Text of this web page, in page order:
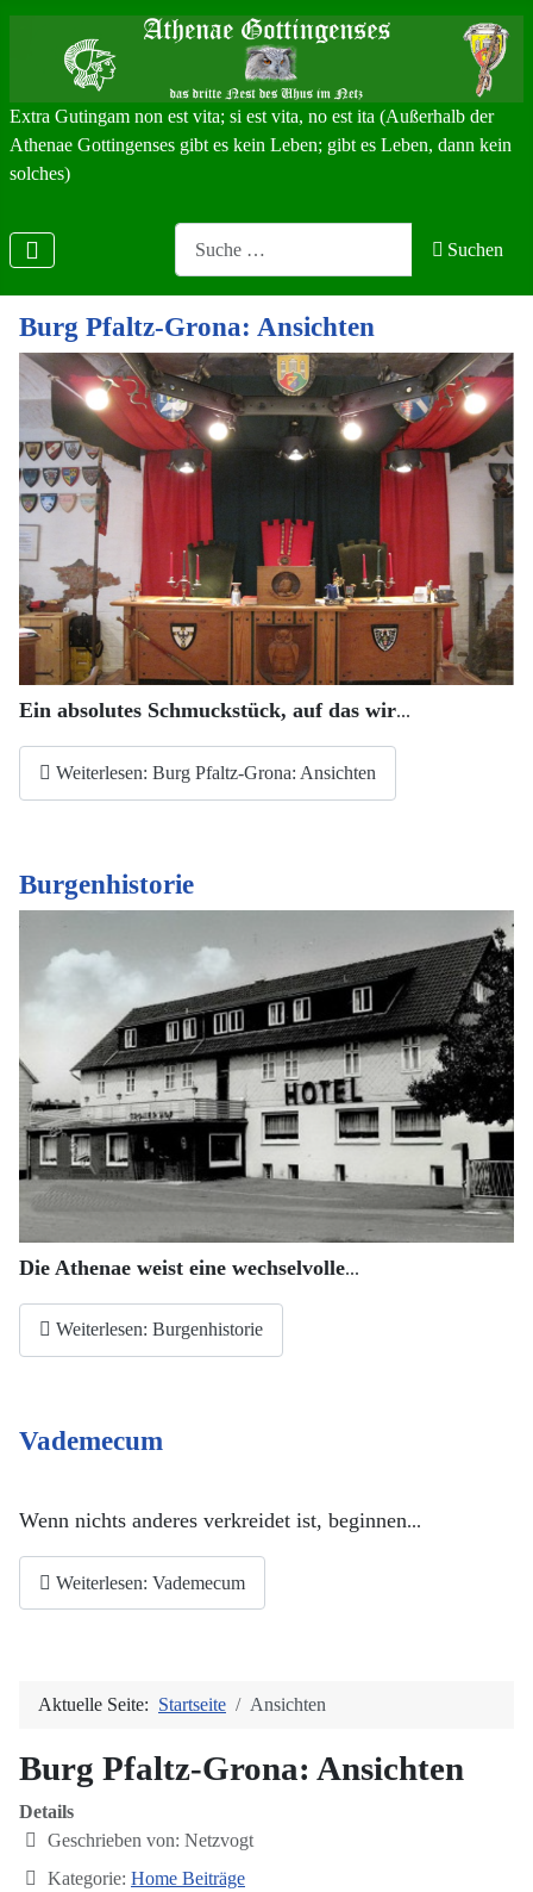
Extra Gutingam non est vita; si est vita, no est ita (Außerhalb der
Athenae Gottingenses gibt es kein Leben; gibt es Leben, dann kein
solches)
Suchen
Burg Pfaltz-Grona: Ansichten
Ein absolutes Schmuckstück, auf das wir...
Weiterlesen: Burg Pfaltz-Grona: Ansichten
Burgenhistorie
Die Athenae weist eine wechselvolle...
Weiterlesen: Burgenhistorie
Vademecum
Wenn nichts anderes verkreidet ist, beginnen...
Weiterlesen: Vademecum
Aktuelle Seite: Startseite Ansichten
Burg Pfaltz-Grona: Ansichten
Details
Geschrieben von: Netzvogt
Kategorie: Home Beiträge